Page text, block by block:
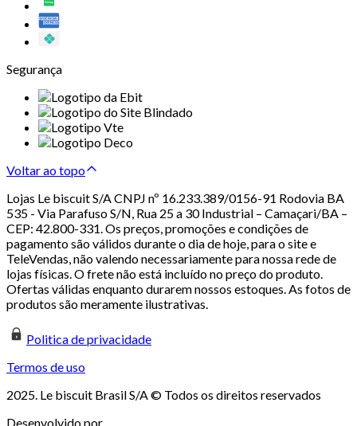
Segurança
Voltar ao topo
Lojas Le biscuit S/A CNPJ nº 16.233.389/0156-91 Rodovia BA
535 - Via Parafuso S/N, Rua 25 a 30 Industrial – Camaçari/BA –
CEP: 42.800-331. Os preços, promoções e condições de
pagamento são válidos durante o dia de hoje, para o site e
TeleVendas, não valendo necessariamente para nossa rede de
lojas físicas. O frete não está incluído no preço do produto.
Ofertas válidas enquanto durarem nossos estoques. As fotos de
produtos são meramente ilustrativas.
Politica de privacidade
Termos de uso
2025. Le biscuit Brasil S/A © Todos os direitos reservados
Desenvolvido por